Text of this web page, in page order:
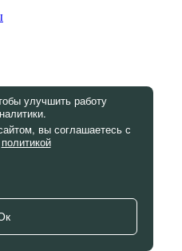
улучшить работу
вы соглашаетесь с
политикой